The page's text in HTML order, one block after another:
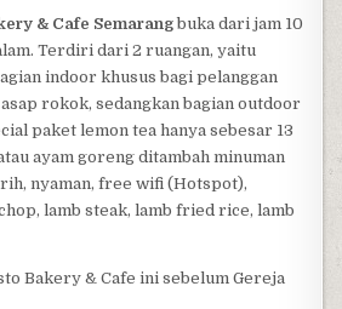
& Cafe Semarangbuka dari jam 10
Terdiri dari 2 ruangan, yaitu
indoor khusus bagi pelanggan
rokok, sedangkan bagian outdoor
paket lemon tea hanya sebesar 13
ayam goreng ditambah minuman
nyaman, free wifi (Hotspot),
lamb steak, lamb fried rice, lamb
Bakery & Cafe ini sebelum Gereja